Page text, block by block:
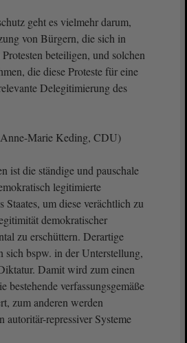
geht es vielmehr darum,
von Bürgern, die sich in
beteiligen, und solchen
die diese Proteste für eine
Delegitimierung des
Marie Keding, CDU)
ist die ständige und pauschale
legitimierte
Staates, um diese verächtlich zu
demokratischer
zu erschüttern. Derartige
sich bspw. in der Unterstellung,
Damit wird zum einen
bestehende verfassungsgemäße
zum anderen werden
autoritär-repressiver Systeme